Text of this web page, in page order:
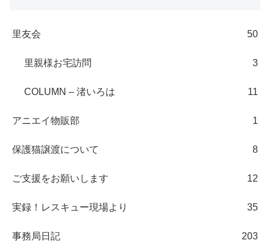
里友会 50
里親様お宅訪問 3
COLUMN – 渚いろは 11
アニエイ物販部 1
保護猫譲渡について 8
ご支援をお願いします 12
実録！レスキュー現場より 35
事務局日記 203